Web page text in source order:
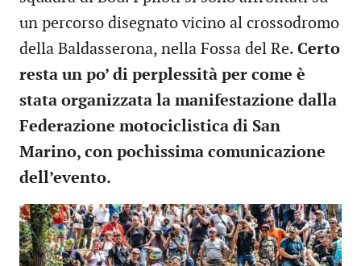
un percorso disegnato vicino al crossodromo
della Baldasserona, nella Fossa del Re. Certo
resta un po’ di perplessità per come è
stata organizzata la manifestazione dalla
Federazione motociclistica di San
Marino, con pochissima comunicazione
dell’evento.